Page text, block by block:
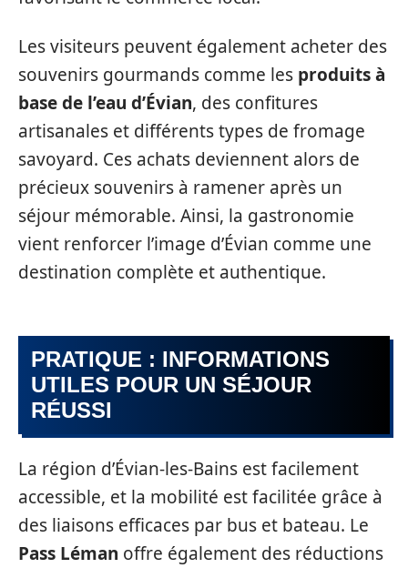
Les visiteurs peuvent également acheter des
souvenirs gourmands comme les produits à
base de l’eau d’Évian, des confitures
artisanales et différents types de fromage
savoyard. Ces achats deviennent alors de
précieux souvenirs à ramener après un
séjour mémorable. Ainsi, la gastronomie
vient renforcer l’image d’Évian comme une
destination complète et authentique.
PRATIQUE : INFORMATIONS
UTILES POUR UN SÉJOUR
RÉUSSI
La région d’Évian-les-Bains est facilement
accessible, et la mobilité est facilitée grâce à
des liaisons efficaces par bus et bateau. Le
Pass Léman offre également des réductions